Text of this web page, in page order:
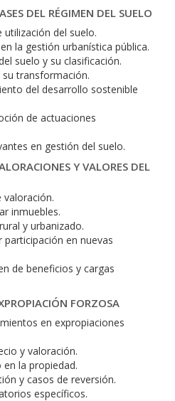
DEL RÉGIMEN DEL SUELO
utilización del suelo.
la gestión urbanística pública.
suelo y su clasificación.
transformación.
del desarrollo sostenible
de actuaciones
en gestión del suelo.
Y VALORES DEL
inmuebles.
y urbanizado.
participación en nuevas
de beneficios y cargas
FORZOSA
en expropiaciones
y valoración.
la propiedad.
y casos de reversión.
específicos.